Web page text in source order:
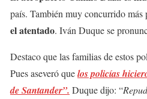
país. También muy concurrido más
el atentado. Iván Duque se
Destaco que las familias de estos
Pues aseveró quelos policías
de Santander”. Duque dijo: “